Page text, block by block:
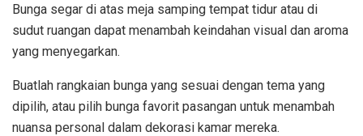
Bunga segar di atas meja samping tempat tidur atau di
sudut ruangan dapat menambah keindahan visual dan aroma
yang menyegarkan.
Buatlah rangkaian bunga yang sesuai dengan tema yang
dipilih, atau pilih bunga favorit pasangan untuk menambah
nuansa personal dalam dekorasi kamar mereka.